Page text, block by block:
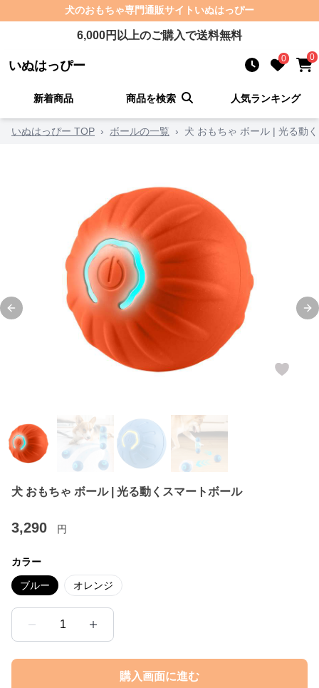
犬のおもちゃ専門通販サイト いぬはっぴー
6,000円以上のご購入で送料無料
いぬはっぴー 0 0
新着商品 商品を検索 人気ランキング
いぬはっぴー TOP › ボールの一覧 › 犬 おもちゃ ボール | 光る動
Previous slide
犬 おもちゃ ボール | 光る動くスマートボール
3,290 円
カラー
ブルー オレンジ
1
購入画面に進む